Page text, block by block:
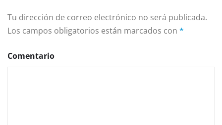
Tu dirección de correo electrónico no será publicada.
Los campos obligatorios están marcados con *
Comentario